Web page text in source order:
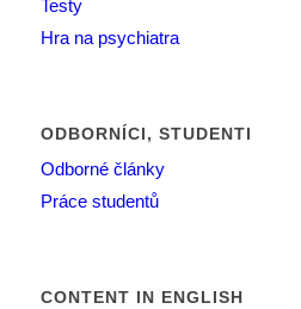
Testy
Hra na psychiatra
ODBORNÍCI, STUDENTI
Odborné články
Práce studentů
CONTENT IN ENGLISH